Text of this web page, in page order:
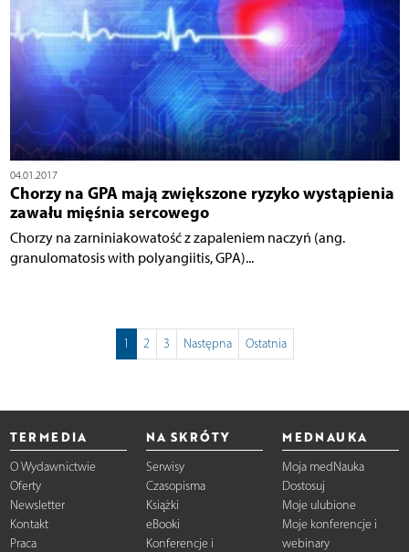
04.01.2017
Chorzy na GPA mają zwiększone ryzyko wystąpienia
zawału mięśnia sercowego
Chorzy na zarniniakowatość z zapaleniem naczyń (ang.
granulomatosis with polyangiitis, GPA)...
1 2 3 Następna Ostatnia
TERMEDIA
O Wydawnictwie
Oferty
Newsletter
Kontakt
Praca
NA SKRÓTY
Serwisy
Czasopisma
Książki
eBooki
Konferencje i
MEDNAUKA
Moja medNauka
Dostosuj
Moje ulubione
Moje konferencje i
webinary